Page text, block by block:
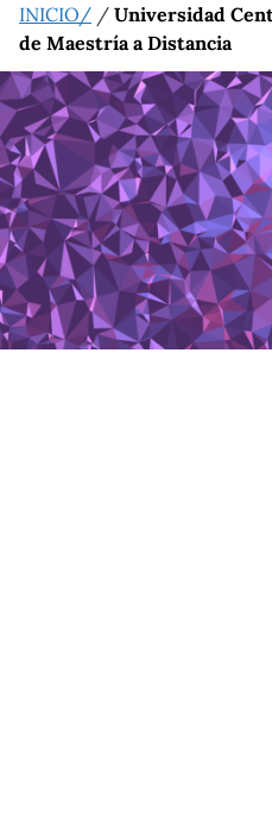
INICIO/ / Universidad
de Maestría a Distancia